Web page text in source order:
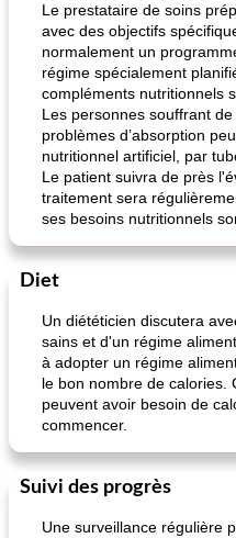
Le prestataire de soins
avec des objectifs
normalement un
régime spécialement
compléments nutritionnels
Les personnes souffrant
problèmes d’absorption
nutritionnel artificiel, par
Le patient suivra de près
traitement sera
ses besoins nutritionnels
Diet
Un diététicien discutera
sains et d'un régime
à adopter un régime
le bon nombre de calories.
peuvent avoir besoin de
commencer.
Suivi des progrès
Une surveillance régulière